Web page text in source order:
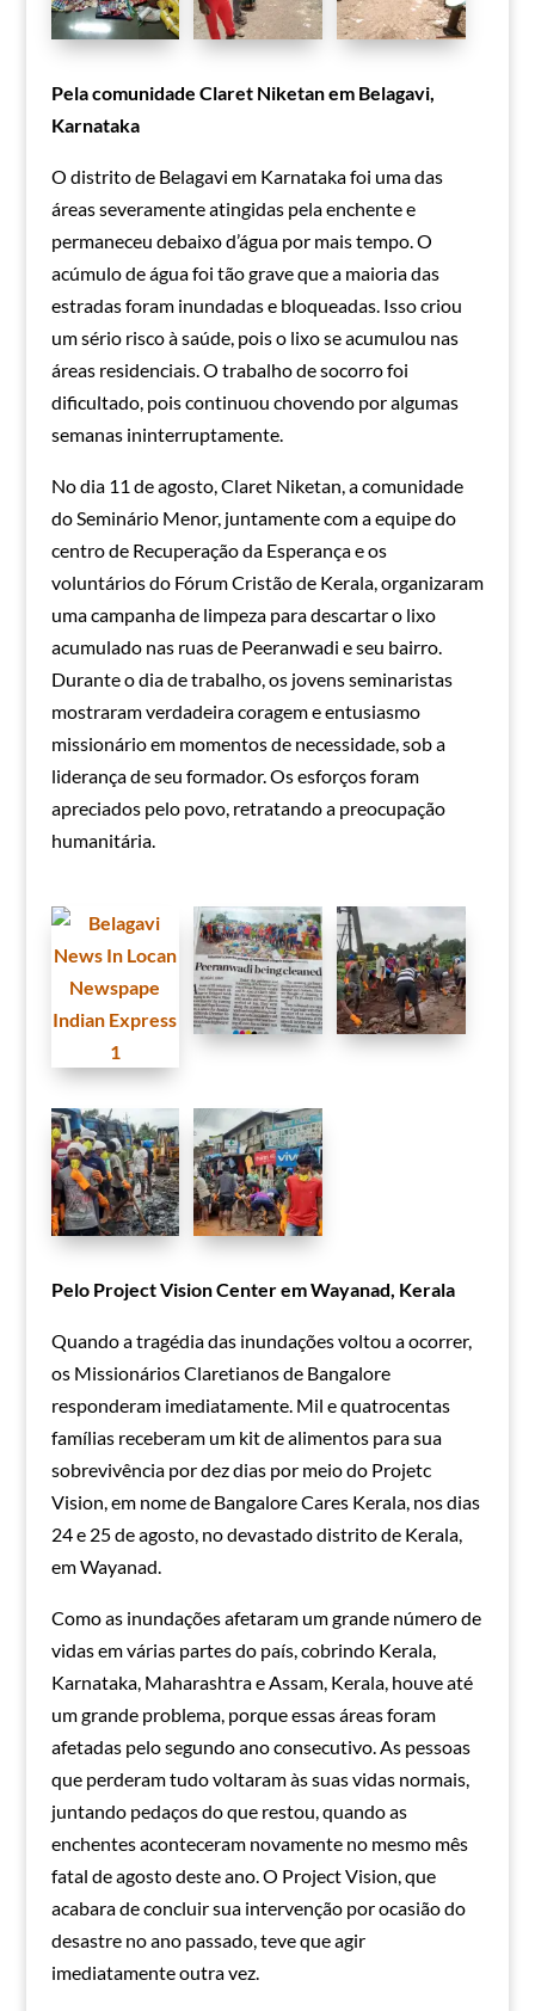
Pela comunidade Claret Niketan em Belagavi,
Karnataka
O distrito de Belagavi em Karnataka foi uma das
áreas severamente atingidas pela enchente e
permaneceu debaixo d’água por mais tempo. O
acúmulo de água foi tão grave que a maioria das
estradas foram inundadas e bloqueadas. Isso criou
um sério risco à saúde, pois o lixo se acumulou nas
áreas residenciais. O trabalho de socorro foi
dificultado, pois continuou chovendo por algumas
semanas ininterruptamente.
No dia 11 de agosto, Claret Niketan, a comunidade
do Seminário Menor, juntamente com a equipe do
centro de Recuperação da Esperança e os
voluntários do Fórum Cristão de Kerala, organizaram
uma campanha de limpeza para descartar o lixo
acumulado nas ruas de Peeranwadi e seu bairro.
Durante o dia de trabalho, os jovens seminaristas
mostraram verdadeira coragem e entusiasmo
missionário em momentos de necessidade, sob a
liderança de seu formador. Os esforços foram
apreciados pelo povo, retratando a preocupação
humanitária.
Pelo Project Vision Center em Wayanad, Kerala
Quando a tragédia das inundações voltou a ocorrer,
os Missionários Claretianos de Bangalore
responderam imediatamente. Mil e quatrocentas
famílias receberam um kit de alimentos para sua
sobrevivência por dez dias por meio do Projetc
Vision, em nome de Bangalore Cares Kerala, nos dias
24 e 25 de agosto, no devastado distrito de Kerala,
em Wayanad.
Como as inundações afetaram um grande número de
vidas em várias partes do país, cobrindo Kerala,
Karnataka, Maharashtra e Assam, Kerala, houve até
um grande problema, porque essas áreas foram
afetadas pelo segundo ano consecutivo. As pessoas
que perderam tudo voltaram às suas vidas normais,
juntando pedaços do que restou, quando as
enchentes aconteceram novamente no mesmo mês
fatal de agosto deste ano. O Project Vision, que
acabara de concluir sua intervenção por ocasião do
desastre no ano passado, teve que agir
imediatamente outra vez.